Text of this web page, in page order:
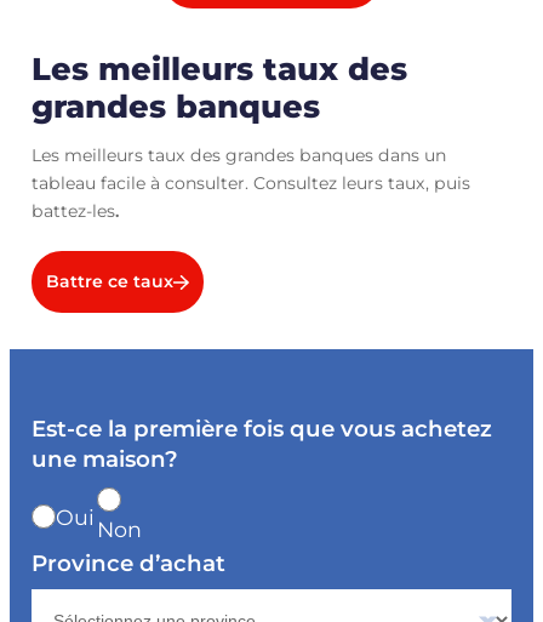
Les meilleurs taux des
grandes banques
Les meilleurs taux des grandes banques dans un
tableau facile à consulter. Consultez leurs taux, puis
battez-les.
Battre ce taux
Est-ce la première fois que vous achetez
une maison?
Oui Non
Province d’achat